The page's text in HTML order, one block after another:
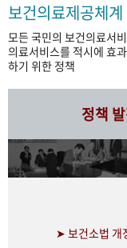
보건의료제공체계
모든 국민의 보건의료서
의료서비스를 적시에 효
하기 위한 정책
정책
➤ 보건소법 개